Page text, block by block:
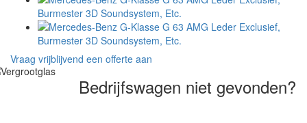
Vraag vrijblijvend een offerte aan
Bedrijfswagen niet gevonden?